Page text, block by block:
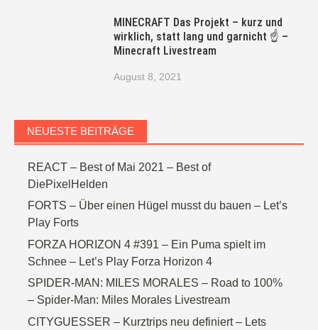
MINECRAFT Das Projekt – kurz und
wirklich, statt lang und garnicht ☝ –
Minecraft Livestream
August 8, 2021
NEUESTE BEITRÄGE
REACT – Best of Mai 2021 – Best of
DiePixelHelden
FORTS – Über einen Hügel musst du bauen – Let’s
Play Forts
FORZA HORIZON 4 #391 – Ein Puma spielt im
Schnee – Let’s Play Forza Horizon 4
SPIDER-MAN: MILES MORALES – Road to 100%
– Spider-Man: Miles Morales Livestream
CITYGUESSER – Kurztrips neu definiert – Lets